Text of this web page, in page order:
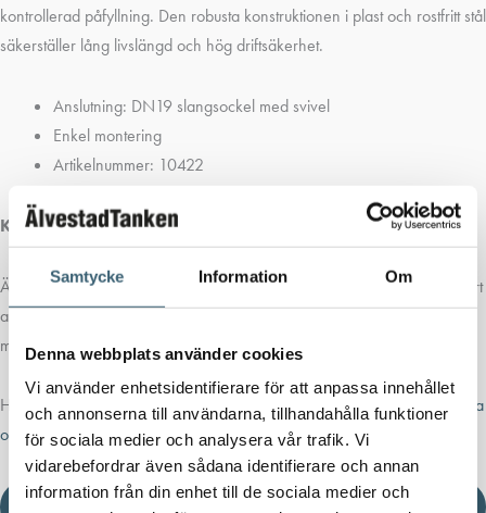
Samtycke Information Om
Denna webbplats använder cookies
Vi använder enhetsidentifierare för att anpassa innehållet
och annonserna till användarna, tillhandahålla funktioner
för sociala medier och analysera vår trafik. Vi
vidarebefordrar även sådana identifierare och annan
information från din enhet till de sociala medier och
kontrollerad påfyllning. Den robusta konstruktionen i plast och rostfritt stål
säkerställer lång livslängd och hög driftsäkerhet.
Anslutning: DN19 slangsockel med svivel
Enkel montering
Artikelnummer: 10422
Kom ihågatt komplettera med slangklämma.
Älvestad-Tanken AB erbjuder helaCemossortiment och lagerför ett stort
antal artiklar. Vi är specialister på miljösäker förvaring och delar gärna
med oss av vår produktkunskap.
Har du frågor om denna eller någon av våra andra produkter?Kontakta
oss gärna!
Ladda ner produktblad